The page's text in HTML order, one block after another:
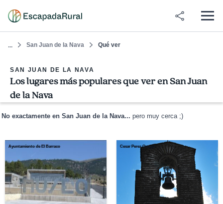
... San Juan de la Nava Qué ver
SAN JUAN DE LA NAVA
Los lugares más populares que ver en San Juan
de la Nava
No exactamente en San Juan de la Nava... pero muy cerca ;)
Ayuntamiento de El Barraco Cesar Perez Ortega